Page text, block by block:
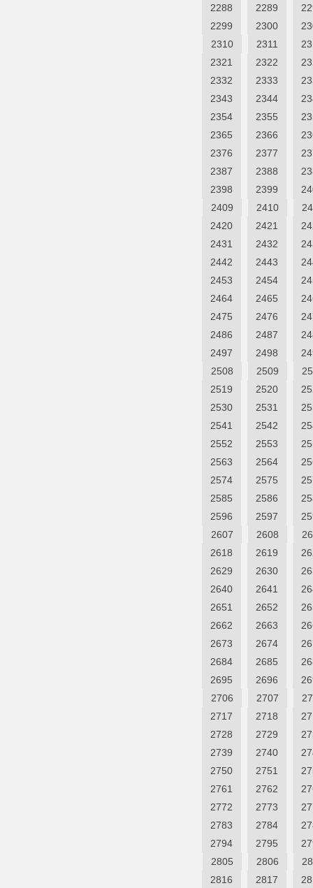
2288
2289
2299
2300
2310
2311
2321
2322
2332
2333
2343
2344
2354
2355
2365
2366
2376
2377
2387
2388
2398
2399
2409
2410
2420
2421
2431
2432
2442
2443
2453
2454
2464
2465
2475
2476
2486
2487
2497
2498
2508
2509
2519
2520
2530
2531
2541
2542
2552
2553
2563
2564
2574
2575
2585
2586
2596
2597
2607
2608
2618
2619
2629
2630
2640
2641
2651
2652
2662
2663
2673
2674
2684
2685
2695
2696
2706
2707
2717
2718
2728
2729
2739
2740
2750
2751
2761
2762
2772
2773
2783
2784
2794
2795
2805
2806
2816
2817